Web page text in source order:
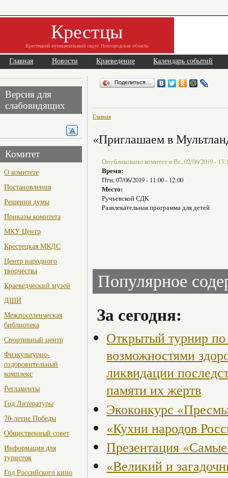
Крестцы
Крестецкий муниципальный округ Новгородская область
Главная Новости Краеведение Календарь событий
Версия для
слабовидящих
Комитет
О комитете
Постановления
Решения думы
Приказы комитета
МКУ Центр
Крестецкая МКДС
Центр народного
творчества
Краеведческий музей
ДШИ
Межпоселенческая
библиотека
Спортивный центр
Физкультурно-
оздоровительный
комплекс
Регламенты
Год Литературы
70-летие Победы
Общественный совет
Информация для
туристов
Год Российского кино
Поделиться…
Главная
«Приглашаем в
Опубликовано комитет в Вс, 02/06/2019 -
Время:
Птн, 07/06/2019 - 11:00- 12:00
Место:
Ручьевской СДК
Развлекательная программа для детей
Популярное
За сегодня:
Открытый турнир
возможностями
ликвидации
памяти их жертв
Экоконкурс
«Кухни народов
Презентация
«Великий и